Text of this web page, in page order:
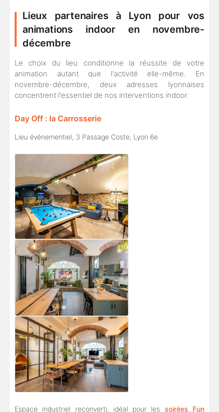
Lieux partenaires à Lyon pour vos
animations indoor en novembre-
décembre
Le choix du lieu conditionne la réussite de votre
animation autant que l'activité elle-même. En
novembre-décembre, deux adresses lyonnaises
concentrent l'essentiel de nos interventions indoor.
Day Off : la Carrosserie
Lieu événementiel, 3 Passage Coste, Lyon 6e
Espace industriel reconverti, idéal pour les soirées Fun